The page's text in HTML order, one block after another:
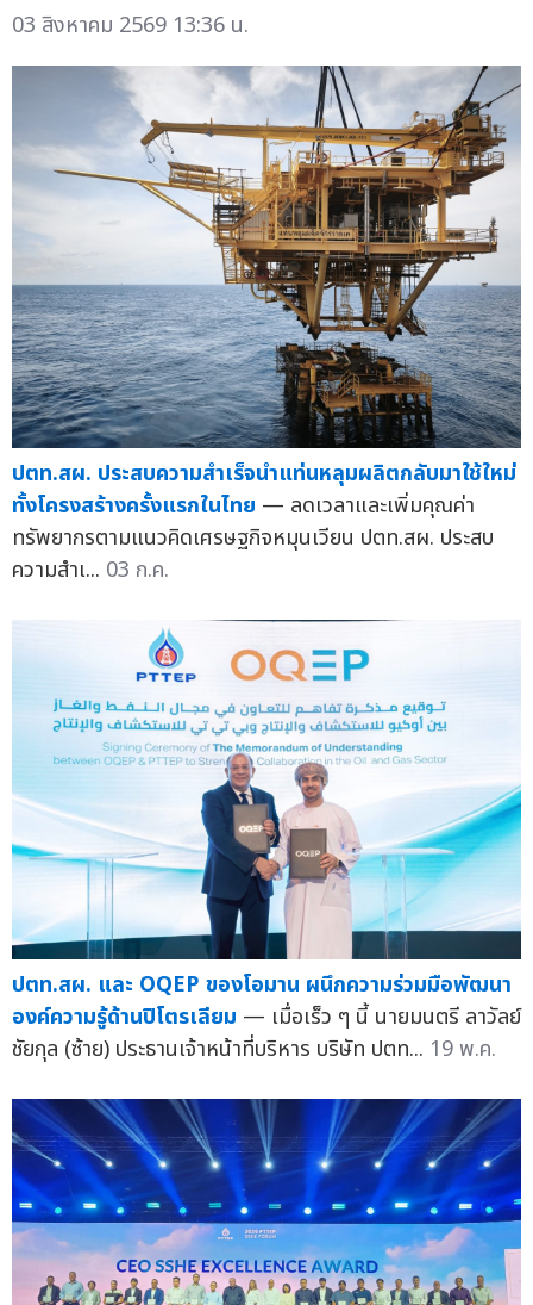
03 สิงหาคม 2569 13:36 น.
ปตท.สผ. ประสบความสำเร็จนำแท่นหลุมผลิตกลับมาใช้ใหม่
ทั้งโครงสร้างครั้งแรกในไทย — ลดเวลาและเพิ่มคุณค่า
ทรัพยากรตามแนวคิดเศรษฐกิจหมุนเวียน ปตท.สผ. ประสบ
ความสำเ... 03 ก.ค.
ปตท.สผ. และ OQEP ของโอมาน ผนึกความร่วมมือพัฒนา
องค์ความรู้ด้านปิโตรเลียม — เมื่อเร็ว ๆ นี้ นายมนตรี ลาวัลย์
ชัยกุล (ซ้าย) ประธานเจ้าหน้าที่บริหาร บริษัท ปตท... 19 พ.ค.